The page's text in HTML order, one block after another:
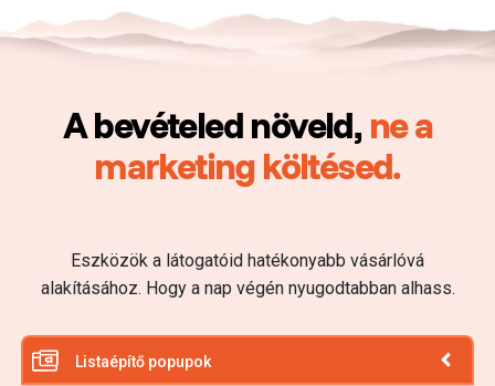
A bevételed növeld, ne a
marketing költésed.
Eszközök a látogatóid hatékonyabb vásárlóvá
alakításához. Hogy a nap végén nyugodtabban alhass.
Listaépítő popupok